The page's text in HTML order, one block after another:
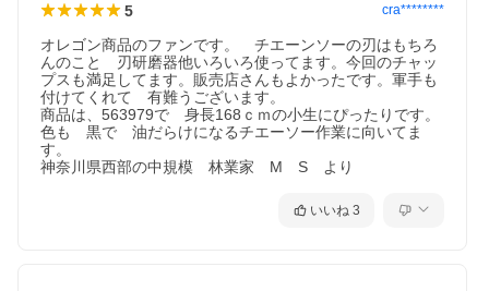
5 cra********
オレゴン商品のファンです。　チエーンソーの刃はもちろ
んのこと　刃研磨器他いろいろ使ってます。今回のチャッ
プスも満足してます。販売店さんもよかったです。軍手も
付けてくれて　有難うございます。
商品は、563979で　身長168ｃｍの小生にぴったりです。
色も　黒で　油だらけになるチエーソー作業に向いてま
す。
神奈川県西部の中規模　林業家　M　S　より
いいね 3